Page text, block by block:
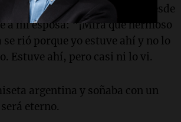
con una imagen del estadio desde
a mi esposa: “¡Mirá qué hermoso
rió porque yo estuve ahí y no lo
Estuve ahí, pero casi ni lo vi.
argentina y soñaba con un
eterno.